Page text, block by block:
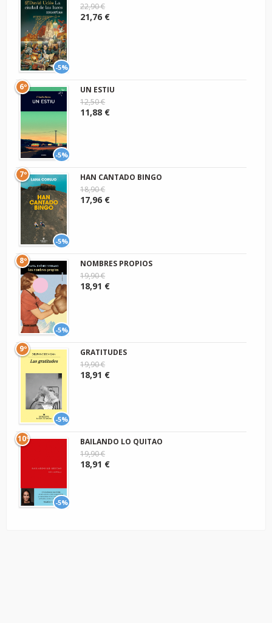
-5%
22,90 €
21,76 €
-5%
6º
UN ESTIU
12,50 €
11,88 €
-5%
7º
HAN CANTADO BINGO
18,90 €
17,96 €
-5%
8º
NOMBRES PROPIOS
19,90 €
18,91 €
-5%
9º
GRATITUDES
19,90 €
18,91 €
-5%
10º
BAILANDO LO QUITAO
19,90 €
18,91 €